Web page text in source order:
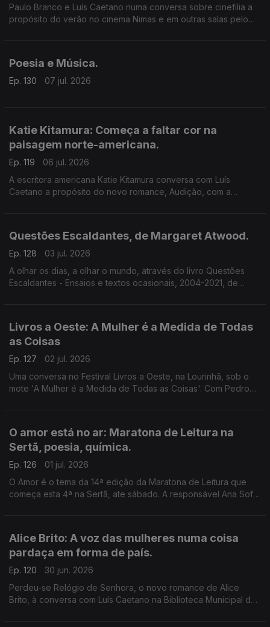
Paulo Branco e Luís Caetano numa conversa sobre cinefilia a
propósito do verão no cinema Nimas e em outras salas pelo
Poesia e Música.
Ep. 130 07 jul. 2026
Katie Kitamura: Começa a faltar cor na
paisagem norte-americana.
Ep. 119
06 jul. 2026
A escritora americana Katie Kitamura conversa com Luís
Caetano a propósito do novo romance, Audição, com a
Questões Escaldantes, de Margaret Atwood.
Ep. 128
03 jul. 2026
A olhar os dias, a olhar o mundo, através do livro Questões
Escaldantes - Ensaios e textos ocasionais, 2004-2021, de
Livros a Oeste: A Mulher é a Medida de Todas
as Coisas
Ep. 127
02 jul. 2026
Uma conversa no Festival Livros a Oeste, na Lourinhã, sob o
mote 'A Mulher é a Medida de Todas as Coisas'. Com Pedro
O amor está no ar: Maratona de Leitura na
Sertã, poesia, química.
Ep. 126
01 jul. 2026
O Amor é o tema da 14ª edição da Maratona de Leitura que
começa esta 4ª na Sertã, ate sábado. A responsável Ana Sofia
Alice Brito: A voz das mulheres numa coisa
pardaça em forma de país.
Ep. 120
30 jun. 2026
Perdeu-se Relógio de Senhora, o novo romance de Alice
Brito, à conversa com Luís Caetano na Biblioteca Municipal de